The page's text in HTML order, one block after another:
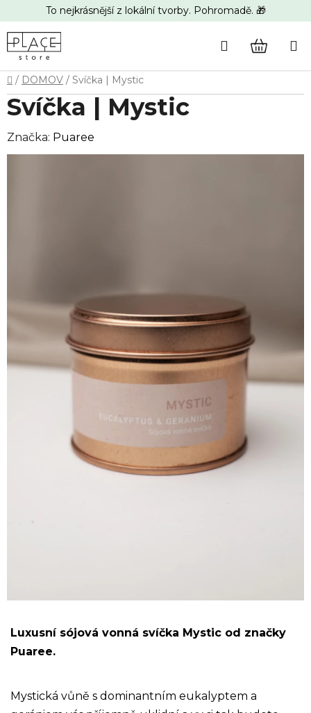
na
obsah
To nejkrásnější z lokální tvorby. Pohromadě. 🎁
Hledat
Domů
/ DOMOV / Svíčka | Mystic
Luxusní sójová vonná svíčka Mystic od značky
Puaree.
Mystická vůně s dominantním eukalyptem a
Svíčka | Mystic
Značka: Puaree